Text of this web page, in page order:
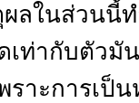
ลในส่วนนี้
เท่ากับตัวมั
ะการเป็น